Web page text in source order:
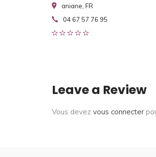
aniane, FR
04 67 57 76 95
Leave a Review
Vous devez vous connecter